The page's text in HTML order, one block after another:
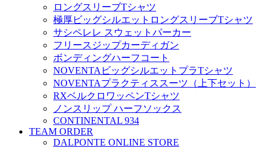
ロングスリーブTシャツ
極厚ビッグシルエットロングスリーブTシャツ
サシペレレ スウェットパーカー
フリースジップカーディガン
ボンディングハーフコート
NOVENTAビッグシルエットプラTシャツ
NOVENTAプラクティススーツ（上下セット）
RXベルクロワッペンTシャツ
ノンスリップ ハーフソックス
CONTINENTAL 934
TEAM ORDER
DALPONTE ONLINE STORE